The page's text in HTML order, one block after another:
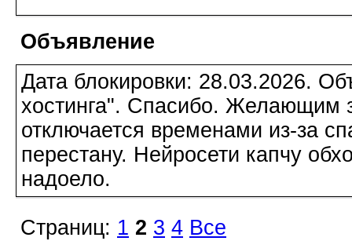
Объявление
Дата блокировки: 28.03.2026.
хостинга". Спасибо. Желающим
отключается временами из-за
перестану. Нейросети капчу
надоело.
Страниц: 1 2 3 4 Все